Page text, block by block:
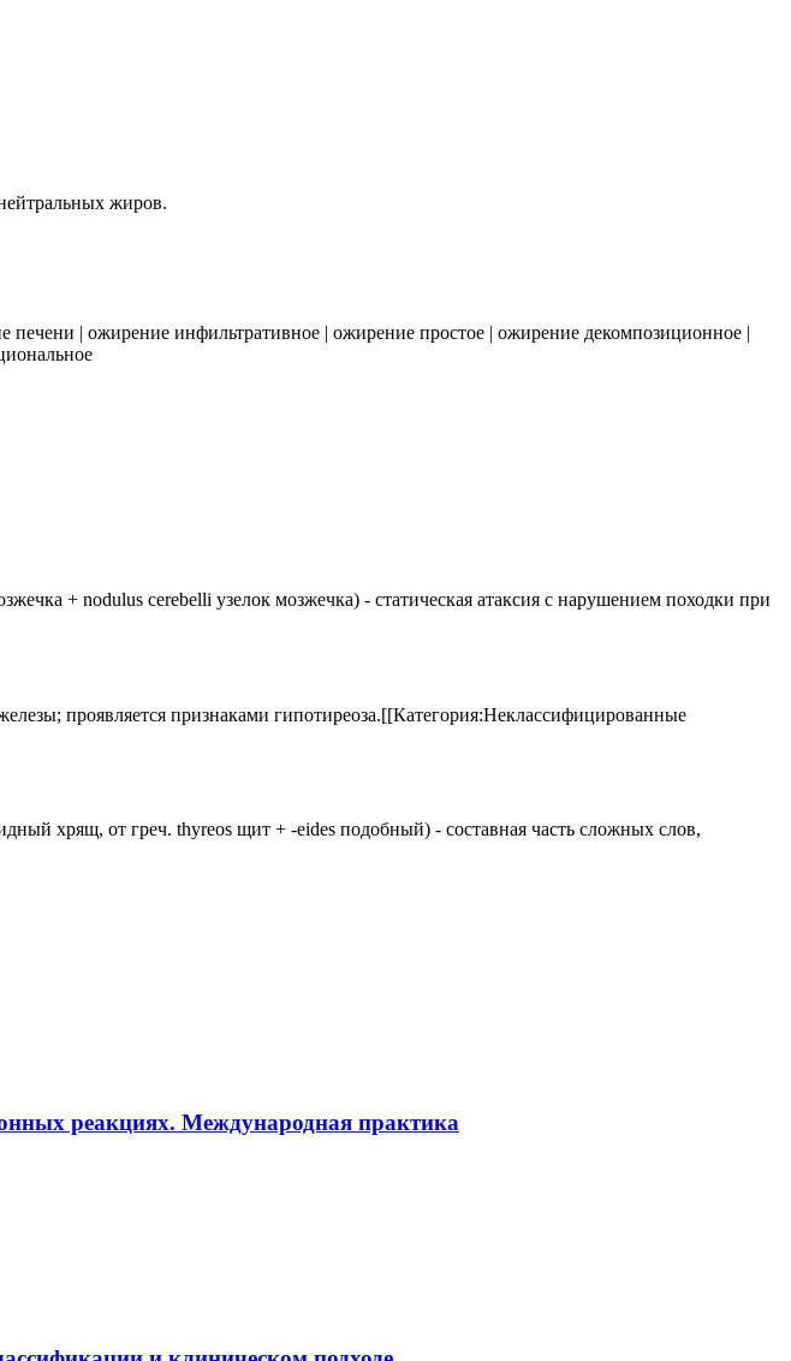
жиров.
печени | ожирение инфильтративное | ожирение простое | ожирение декомпозиционное |
+ nodulus cerebelli узелок мозжечка) - статическая атаксия с нарушением походки при
проявляется признаками гипотиреоза.[[Категория:Неклассифицированные
хрящ, от греч. thyreos щит + -eides подобный) - составная часть сложных слов,
реакциях. Международная практика